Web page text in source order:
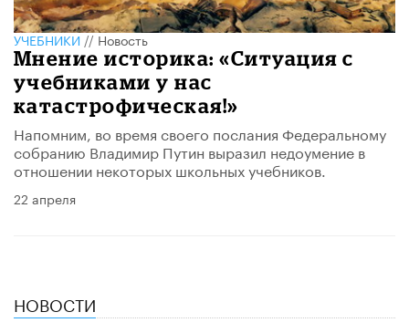
УЧЕБНИКИ//Новость
Мнение историка: «Ситуация с
учебниками у нас
катастрофическая!»
Напомним, во время своего послания Федеральному
собранию Владимир Путин выразил недоумение в
отношении некоторых школьных учебников.
22 апреля
НОВОСТИ